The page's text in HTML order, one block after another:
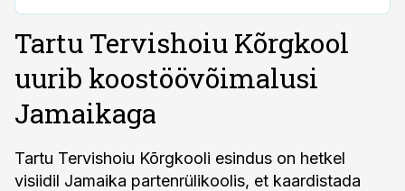
Tartu Tervishoiu Kõrgkool
uurib koostöövõimalusi
Jamaikaga
Tartu Tervishoiu Kõrgkooli esindus on hetkel
visiidil Jamaika partenrülikoolis, et kaardistada